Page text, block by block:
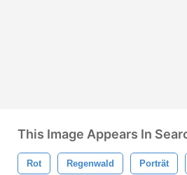
This Image Appears In
Rot Regenwald Porträt